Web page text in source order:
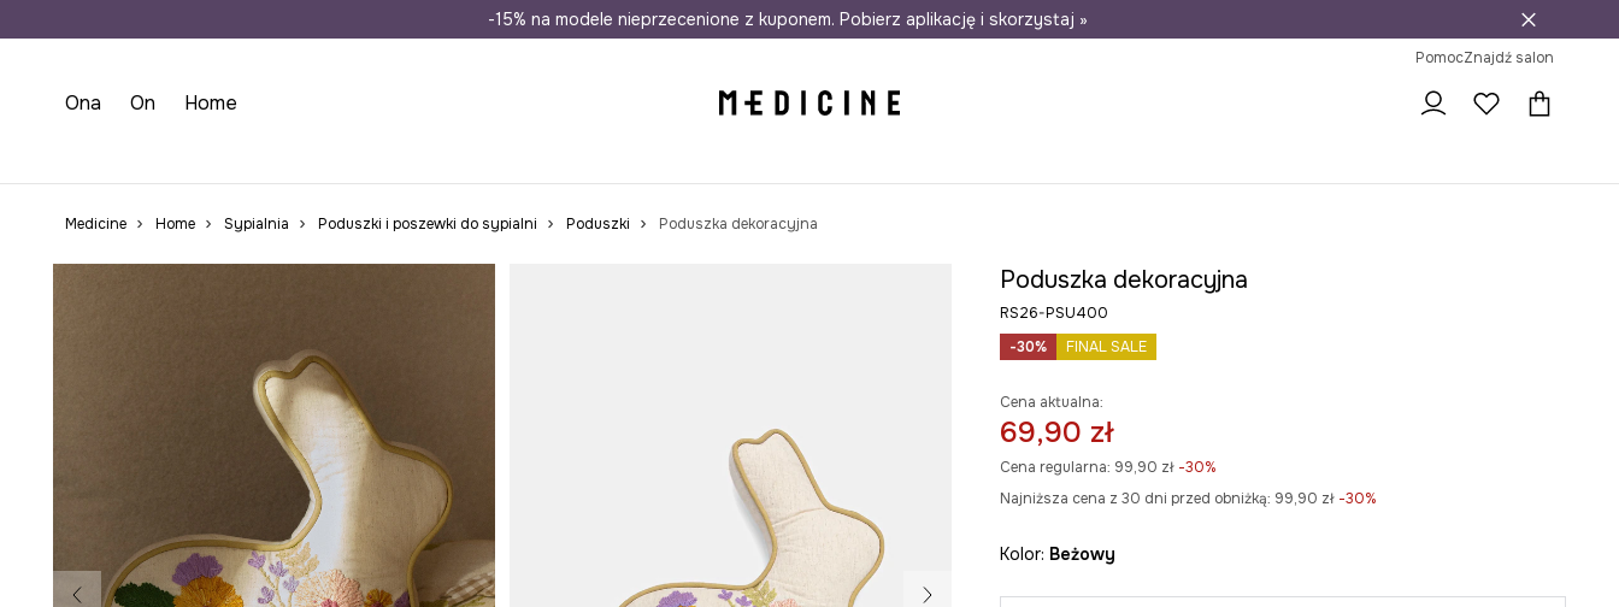
Wysyłka nawet w 24h Darmowa dostawa do salonów 30 dni na zwrot
-15% na modele nieprzecenione z kuponem. Pobierz aplikację i skorzystaj »
PomocZnajdź salon
Ona On Home
Medicine Home Sypialnia Poduszki i poszewki do sypialni Poduszki Poduszka dekoracyjna
Poduszka dekoracyjna
RS26-PSU400
-30%
FINAL SALE
Cena aktualna:
69,90 zł
Cena regularna: 99,90 zł-30%
Najniższa cena z 30 dni przed obniżką: 99,90 zł -30%
Kolor: beżowy